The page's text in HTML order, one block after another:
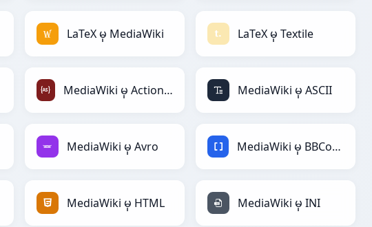
LaTeX မှ MediaWiki LaTeX မှ Textile
MediaWiki မှ ActionScript MediaWiki မှ ASCII
MediaWiki မှ Avro MediaWiki မှ BBCode
MediaWiki မှ HTML MediaWiki မှ INI